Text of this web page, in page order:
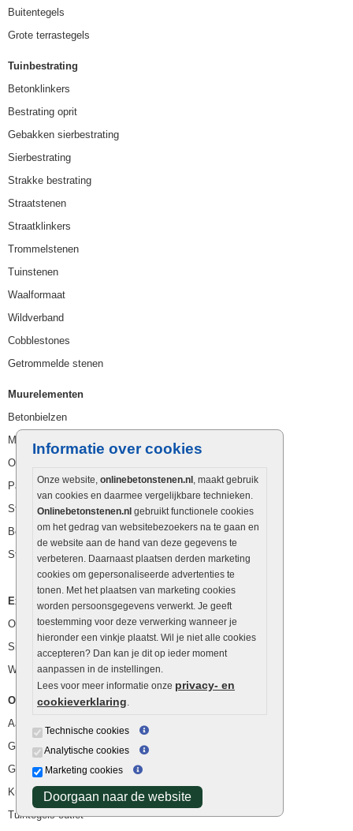
Informatie over cookies
Onze website, onlinebetonstenen.nl , maakt gebruik
van cookies en daarmee vergelijkbare technieken.
Onlinebetonstenen.nl gebruikt functionele cookies
om het gedrag van websitebezoekers na te gaan en
de website aan de hand van deze gegevens te
verbeteren. Daarnaast plaatsen derden marketing
cookies om gepersonaliseerde advertenties te
tonen. Met het plaatsen van marketing cookies
worden persoonsgegevens verwerkt. Je geeft
toestemming voor deze verwerking wanneer je
hieronder een vinkje plaatst. Wil je niet alle cookies
accepteren? Dan kan je dit op ieder moment
aanpassen in de instellingen.
Lees voor meer informatie onze privacy- en
cookieverklaring.
Technische cookies
Analytische cookies
Marketing cookies
Doorgaan naar de website
Buitentegels
Grote terrastegels
Tuinbestrating
Betonklinkers
Bestrating oprit
Gebakken sierbestrating
Sierbestrating
Strakke bestrating
Straatstenen
Straatklinkers
Trommelstenen
Tuinstenen
Waalformaat
Wildverband
Cobblestones
Getrommelde stenen
Muurelementen
Betonbielzen
Muurstenen
Opsluitbanden
Palissaden
Stapelblokken
Betonblokken
Stapelstenen
Extra benodigdheden
Ophoogzand
Siergrind en siersplit
Waterafvoer
Overig
Aanbiedingen
Goedkope bestrating
Goedkope tuintegels
Kunstgras
Tuintegels outlet